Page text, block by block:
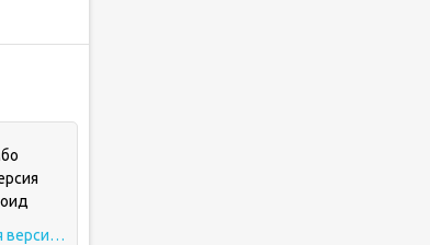
Лимбо полная версия на андроид